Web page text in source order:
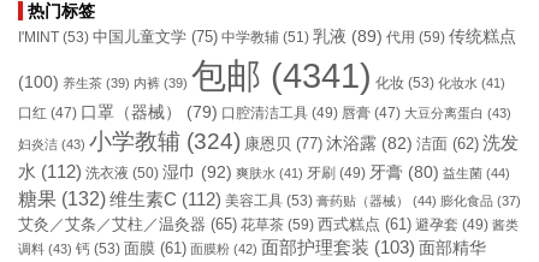
热门标签
I'MINT (53) 中国儿童文学 (75) 中学教辅 (51) 乳液 (89) 代用 (59) 传统糕点
(100) 养生茶 (39) 内裤 (39) 包邮 (4341) 化妆 (53) 化妆水 (41)
口红 (47) 口罩（器械） (79) 口腔清洁工具 (49) 唇膏 (47) 大豆分离蛋白 (43)
妇炎洁 (43) 小学教辅 (324) 康恩贝 (77) 沐浴露 (82) 洁面 (62) 洗发
水 (112) 洗衣液 (50) 湿巾 (92) 爽肤水 (41) 牙刷 (49) 牙膏 (80) 益生菌 (44)
糖果 (132)维生素C (112) 美容工具 (53) 膏药贴（器械） (44) 膨化食品 (37)
艾灸／艾条／艾柱／温灸器 (65) 花草茶 (59) 西式糕点 (61) 避孕套 (49) 酱类
调料 (43) 钙 (53) 面膜 (61) 面膜粉 (42) 面部护理套装 (103) 面部精华